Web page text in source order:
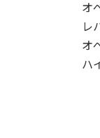
オ
レ
オ
ハ